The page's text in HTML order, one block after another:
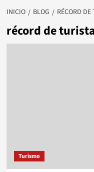
INICIO BLOG RÉCORD DE
récord de
Turismo